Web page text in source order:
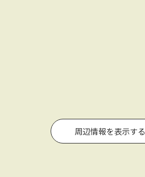
周辺情報を表示する